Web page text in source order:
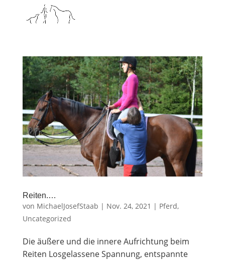
Rei­ten.…
von MichaelJosefStaab | Nov. 24, 2021 | Pferd,
Uncategorized
Die äuße­re und die inne­re Auf­rich­tung beim
Reiten Los­ge­las­se­ne Span­nung, ent­spann­te